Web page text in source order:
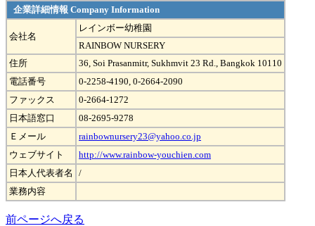
企業詳細情報 Company Information
会社名
レインボー幼稚園
RAINBOW NURSERY
住所
36, Soi Prasanmitr, Sukhmvit 23 Rd., Bangkok 10110
電話番号
0-2258-4190, 0-2664-2090
ファックス
0-2664-1272
日本語窓口
08-2695-9278
Ｅメール
rainbownursery23@yahoo.co.jp
ウェブサイト
http://www.rainbow-youchien.com
日本人代表者名
/
業務内容
前ページへ戻る